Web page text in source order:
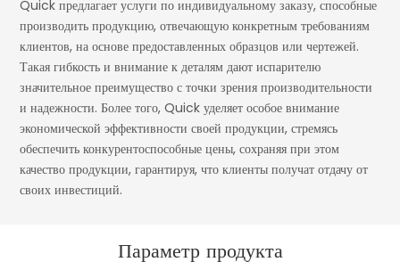
Quick предлагает услуги по индивидуальному заказу, способные
производить продукцию, отвечающую конкретным требованиям
клиентов, на основе предоставленных образцов или чертежей.
Такая гибкость и внимание к деталям дают испарителю
значительное преимущество с точки зрения производительности
и надежности. Более того, Quick уделяет особое внимание
экономической эффективности своей продукции, стремясь
обеспечить конкурентоспособные цены, сохраняя при этом
качество продукции, гарантируя, что клиенты получат отдачу от
своих инвестиций.
Параметр продукта